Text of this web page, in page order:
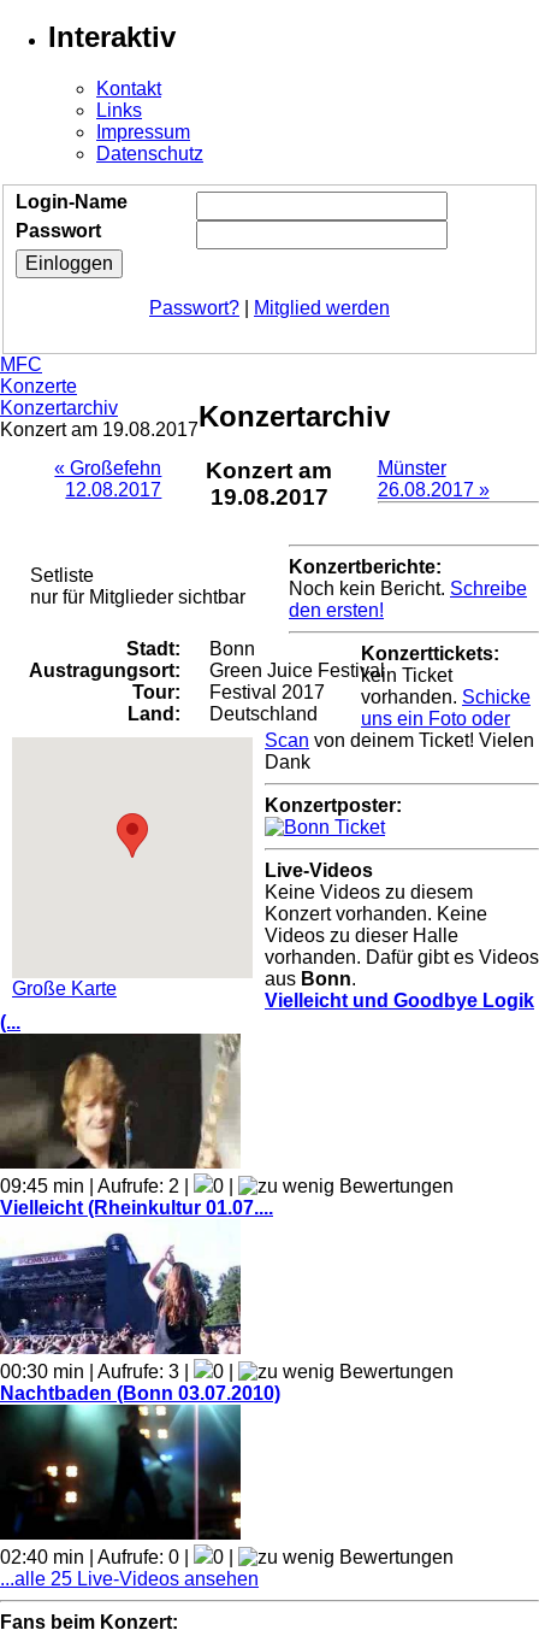
Interaktiv
Kontakt
Links
Impressum
Datenschutz
Login-Name
Passwort
Passwort? Mitglied werden
MFC
Konzerte
Konzertarchiv
Konzert am 19.08.2017Konzertarchiv
« Großefehn
12.08.2017
Konzert am
19.08.2017
Münster
26.08.2017 »
Setliste
nur für Mitglieder sichtbar
Stadt:
Bonn
Austragungsort:
Green Juice Festival
Tour:
Festival 2017
Land:
Deutschland
Große Karte
Konzertberichte:
Noch kein Bericht. Schreibe
den ersten!
Konzerttickets:
kein Ticket
vorhanden. Schicke
uns ein Foto oder
Scan von deinem Ticket! Vielen
Dank
Konzertposter:
Live-Videos
Keine Videos zu diesem
Konzert vorhanden. Keine
Videos zu dieser Halle
vorhanden. Dafür gibt es Videos
aus Bonn.
Vielleicht und Goodbye Logik
(...
09:45 min | Aufrufe: 2 |
0 |
Vielleicht (Rheinkultur 01.07....
00:30 min | Aufrufe: 3 |
0 |
Nachtbaden (Bonn 03.07.2010)
02:40 min | Aufrufe: 0 |
0 |
...alle 25 Live-Videos ansehen
Fans beim Konzert: